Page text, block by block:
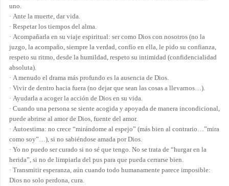
uno.
· Ante la muerte, dar vida.
· Respetar los tiempos del alma.
· Acompañarla en su viaje espiritual: ser como Dios con nosotros (no la
juzgo, la acompaño, siempre la verdad, confío en ella, le pido su confianza,
respeto su ritmo, desde la humildad, respeto su intimidad (confidencialidad
absoluta).
· A menudo el drama más profundo es la ausencia de Dios.
· Vivir de dentro hacia fuera (no dejar que sean las cosas a llevarnos…).
· Ayudarla a acoger la acción de Dios en su vida.
· Cuando una persona se siente acogida y apoyada de manera incondicional,
puede abrirse al amor de Dios, fuente del amor.
· Autoestima: no crece “mirándome al espejo” (más bien al contrario…”mira
como soy”…), si no sabiéndose amada por Dios.
· Yo no puedo ser curado si no sé que tengo. No se trata de “hurgar en la
herida”, si no de limpiarla del pus para que pueda cerrarse bien.
· Transmitir esperanza, aún cuando todo humanamente parece imposible:
Dios no solo perdona, cura.